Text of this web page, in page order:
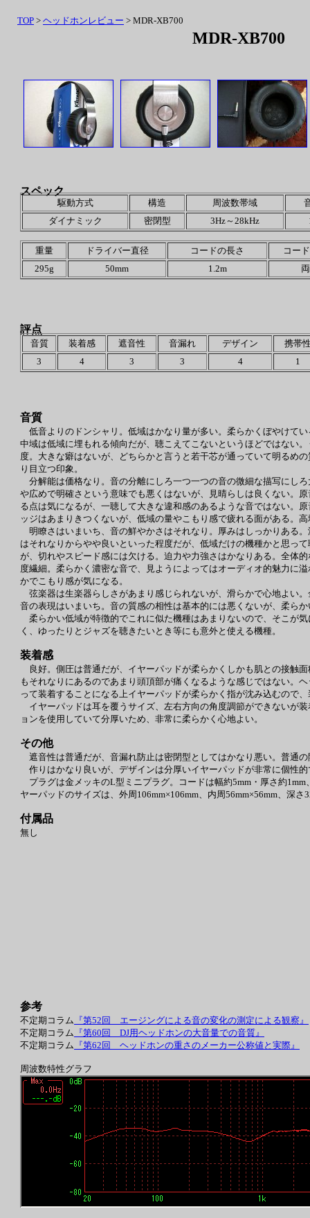
MDR-XB700
音質
低音よりのドンシャリ。低域はかなり量が多い。柔らかくぼやけて
中域は低域に埋もれる傾向だが、聴こえてこないというほどではない
度。大きな癖はないが、どちらかと言うと若干芯が通っていて明るめ
り目立つ印象。
分解能は価格なり。音の分離にしろ一つ一つの音の微細な描写にし
や広めで明確さという意味でも悪くはないが、見晴らしは良くない。
る点は気になるが、一聴して大きな違和感のあるような音ではない。
ッジはあまりきつくないが、低域の量やこもり感で疲れる面がある。
明瞭さはいまいち、音の鮮やかさはそれなり。厚みはしっかりある
はそれなりからやや良いといった程度だが、低域だけの機種かと思っ
が、切れやスピード感には欠ける。迫力や力強さはかなりある。全体
度繊細。柔らかく濃密な音で、見ようによってはオーディオ的魅力に
かでこもり感が気になる。
弦楽器は生楽器らしさがあまり感じられないが、滑らかで心地よい
音の表現はいまいち。音の質感の相性は基本的には悪くないが、柔ら
柔らかい低域が特徴的でこれに似た機種はあまりないので、そこが
く、ゆったりとジャズを聴きたいとき等にも意外と使える機種。
装着感
良好。側圧は普通だが、イヤーパッドが柔らかくしかも肌との接触
もそれなりにあるのであまり頭頂部が痛くなるような感じではない。
って装着することになる上イヤーパッドが柔らかく指が沈み込むので
イヤーパッドは耳を覆うサイズ、左右方向の角度調節ができないが
ョンを使用していて分厚いため、非常に柔らかく心地よい。
その他
遮音性は普通だが、音漏れ防止は密閉型としてはかなり悪い。普通
作りはかなり良いが、デザインは分厚いイヤーパッドが非常に個性
プラグは金メッキのL型ミニプラグ。コードは幅約5mm・厚さ約
ヤーパッドのサイズは、外周106mm×106mm、内周56mm×56mm、深さ
付属品
無し
参考
不定期コラム 『第52回 エージングによる音の変化の測定による観察』
不定期コラム 『第60回 DJ用ヘッドホンの大音量での音質』
不定期コラム 『第62回 ヘッドホンの重さのメーカー公称値と実際』
周波数特性グラフ
スペック
駆動方式 構造 周波数帯域
ダイナミック
密閉型 3Hz～28kHz
重量 ドライバー直径 コードの長さ
コー
295g
50mm 1.2m
評点
音質 装着感 遮音性 音漏れ デザイン
携帯
3
4 3 3 4 1
TOP > ヘッドホンレビュー > MDR-XB700